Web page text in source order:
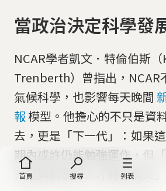
首頁 搜尋 列表
當政治決定科學發
NCAR學者凱文．特倫伯斯
Trenberth）曾指出，NCAR
氣候科學，也影響每天晚間
報模型。他擔心的不只是資
去，更是「下一代」：如果
期內或許仍能勉強運作，但
天氣與科學的人才將會流失